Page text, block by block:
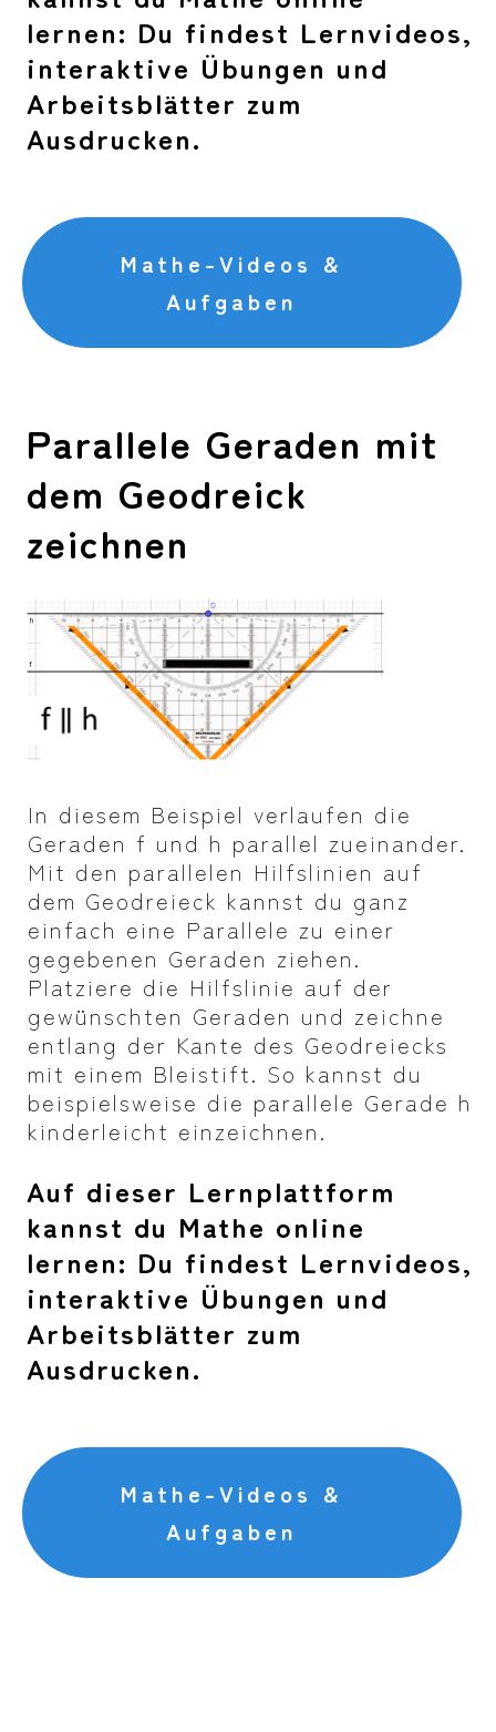
lernen: Du findest Lernvideos,
interaktive Übungen und
Arbeitsblätter zum
Ausdrucken.
Mathe-Videos &
Aufgaben
Parallele Geraden mit
dem Geodreick
zeichnen
In diesem Beispiel verlaufen die
Geraden f und h parallel zueinander.
Mit den parallelen Hilfslinien auf
dem Geodreieck kannst du ganz
einfach eine Parallele zu einer
gegebenen Geraden ziehen.
Platziere die Hilfslinie auf der
gewünschten Geraden und zeichne
entlang der Kante des Geodreiecks
mit einem Bleistift. So kannst du
beispielsweise die parallele Gerade h
kinderleicht einzeichnen.
Auf dieser Lernplattform
kannst du Mathe online
lernen: Du findest Lernvideos,
interaktive Übungen und
Arbeitsblätter zum
Ausdrucken.
Mathe-Videos &
Aufgaben